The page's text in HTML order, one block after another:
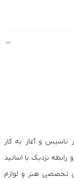
التحریر تاسیس و آغاز به کار
نزدیک با اساتید
تخصصی هنر و لوازم